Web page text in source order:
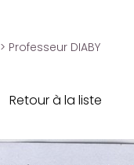
> Professeur DIABY
Retour à la liste